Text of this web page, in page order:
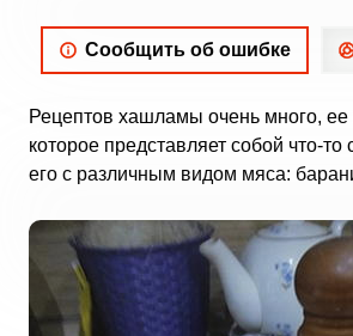
Сообщить об ошибке
Рецептов хашламы очень много, ее
которое представляет собой что-
его с различным видом мяса: